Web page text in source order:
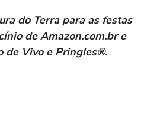
do Terra para as festas
de Amazon.com.br e
de Vivo e Pringles®.